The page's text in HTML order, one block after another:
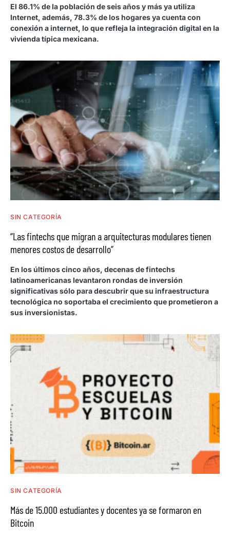
El 86.1% de la población de seis años y más ya utiliza
Internet, además, 78.3% de los hogares ya cuenta con
conexión a internet, lo que refleja la integración digital en la
vivienda típica mexicana.
SIN CATEGORÍA
“Las fintechs que migran a arquitecturas modulares tienen
menores costos de desarrollo”
En los últimos cinco años, decenas de fintechs
latinoamericanas levantaron rondas de inversión
significativas sólo para descubrir que su infraestructura
tecnológica no soportaba el crecimiento que prometieron a
sus inversionistas.
SIN CATEGORÍA
Más de 15.000 estudiantes y docentes ya se formaron en
Bitcoin